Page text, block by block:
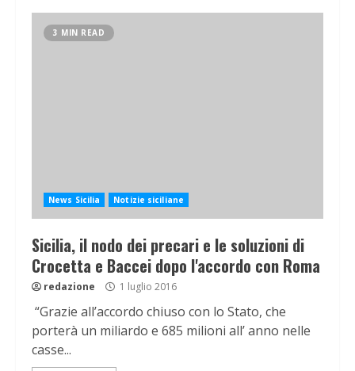
3 MIN READ
News Sicilia Notizie siciliane
Sicilia, il nodo dei precari e le soluzioni di
Crocetta e Baccei dopo l'accordo con Roma
redazione 1 luglio 2016
“Grazie all’accordo chiuso con lo Stato, che
porterà un miliardo e 685 milioni all’ anno nelle
casse...